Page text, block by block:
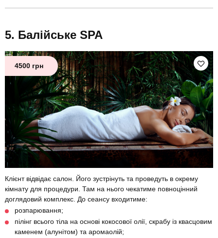
Балійське SPA
4500 грн
Клієнт відвідає салон. Його зустрінуть та проведуть в окрему
кімнату для процедури. Там на нього чекатиме повноцінний
доглядовий комплекс. До сеансу входитиме:
розпарювання;
пілінг всього тіла на основі кокосової олії, скрабу із квасцовим
каменем (алунітом) та аромаолій;